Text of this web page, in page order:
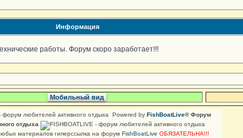
Информация
работы. Форум скоро заработает!!!
Мобильный вид
Powered by FishBoatLive® Форум
отдыха
материалов гиперссылка на форум FishBoatLive ОБЯЗАТЕЛЬНА!!!